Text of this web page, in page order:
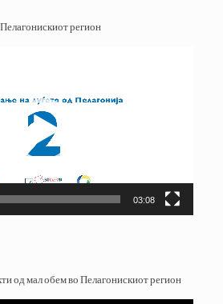
регион
03:08
од мал обем во Пелагонискиот регион